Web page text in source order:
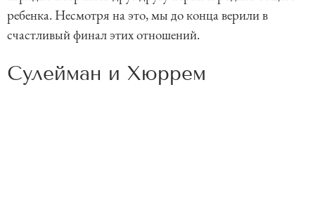
ребенка. Несмотря на это, мы до конца верили в
счастливый финал этих отношений.
Сулейман и Хюррем